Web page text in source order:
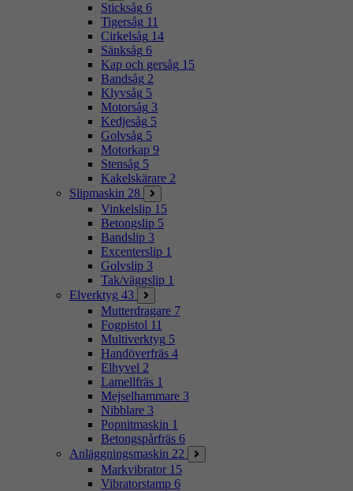
Sticksåg 6
Tigersåg 11
Cirkelsåg 14
Sänksåg 6
Kap och gersåg 15
Bandsåg 2
Klyvsåg 5
Motorsåg 3
Kedjesåg 5
Golvsåg 5
Motorkap 9
Stensåg 5
Kakelskärare 2
Slipmaskin 28
Vinkelslip 15
Betongslip 5
Bandslip 3
Excenterslip 1
Golvslip 3
Tak/väggslip 1
Elverktyg 43
Mutterdragare 7
Fogpistol 11
Multiverktyg 5
Handöverfräs 4
Elhyvel 2
Lamellfräs 1
Mejselhammare 3
Nibblare 3
Popnitmaskin 1
Betongspårfräs 6
Anläggningsmaskin 22
Markvibrator 15
Vibratorstamp 6